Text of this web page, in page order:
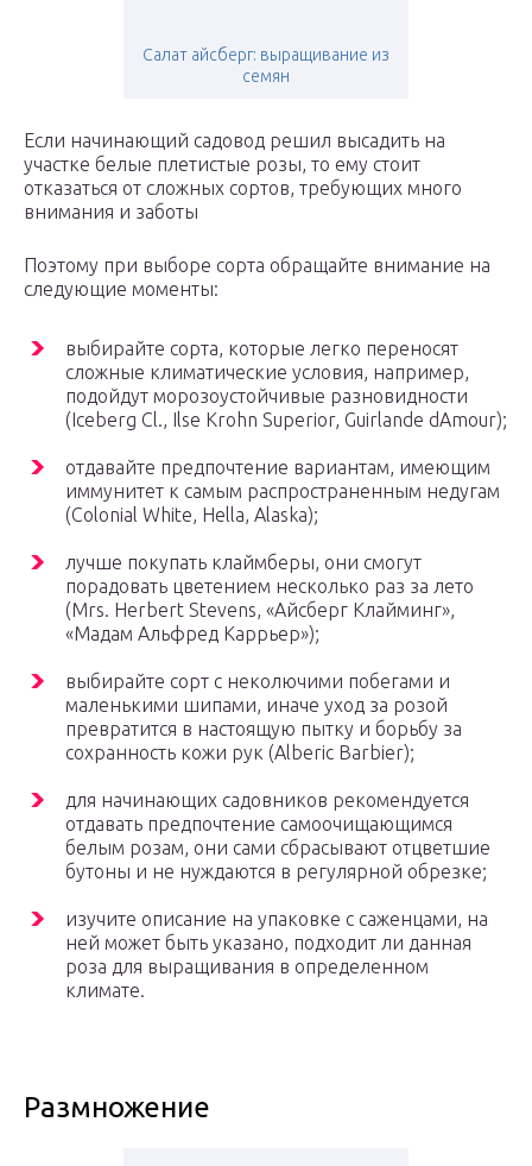
Салат айсберг: выращивание из
семян
Если начинающий садовод решил высадить на
участке белые плетистые розы, то ему стоит
отказаться от сложных сортов, требующих много
внимания и заботы
Поэтому при выборе сорта обращайте внимание на
следующие моменты:
выбирайте сорта, которые легко переносят
сложные климатические условия, например,
подойдут морозоустойчивые разновидности
(Iceberg Cl., Ilse Krohn Superior, Guirlande dAmour);
отдавайте предпочтение вариантам, имеющим
иммунитет к самым распространенным недугам
(Colonial White, Hella, Alaska);
лучше покупать клаймберы, они смогут
порадовать цветением несколько раз за лето
(Mrs. Herbert Stevens, «Айсберг Клайминг»,
«Мадам Альфред Каррьер»);
выбирайте сорт с неколючими побегами и
маленькими шипами, иначе уход за розой
превратится в настоящую пытку и борьбу за
сохранность кожи рук (Alberic Barbier);
для начинающих садовников рекомендуется
отдавать предпочтение самоочищающимся
белым розам, они сами сбрасывают отцветшие
бутоны и не нуждаются в регулярной обрезке;
изучите описание на упаковке с саженцами, на
ней может быть указано, подходит ли данная
роза для выращивания в определенном
климате.
Размножение